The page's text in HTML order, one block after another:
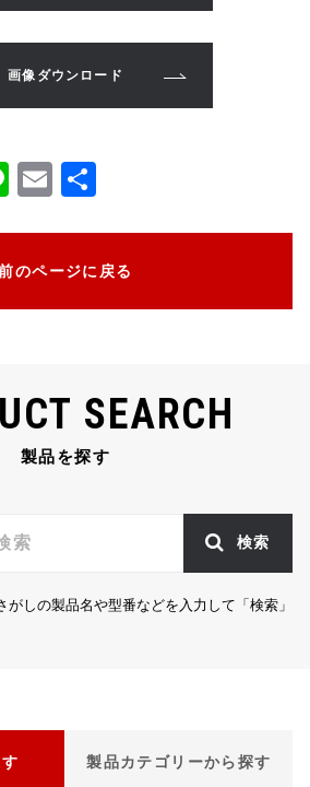
画像ダウンロード
Li
E
l
のページに戻る
SEARCH
製品を探す
検索
しの製品名や型番などを入力して「検索」
製品カテゴリーから探す